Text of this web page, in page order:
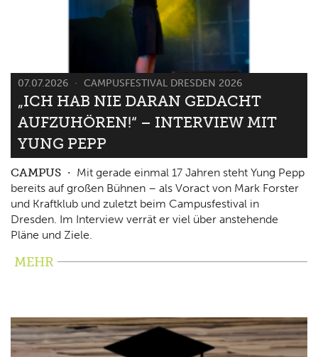
07.07.2026 CAMPUSFESTIVAL DRESDEN 2026
„ICH HAB NIE DARAN GEDACHT
AUFZUHÖREN!“ – INTERVIEW MIT
YUNG PEPP
CAMPUS
Mit gerade einmal 17 Jahren steht Yung Pepp
bereits auf großen Bühnen – als Voract von Mark Forster
und Kraftklub und zuletzt beim Campusfestival in
Dresden. Im Interview verrät er viel über anstehende
Pläne und Ziele.
MEHR